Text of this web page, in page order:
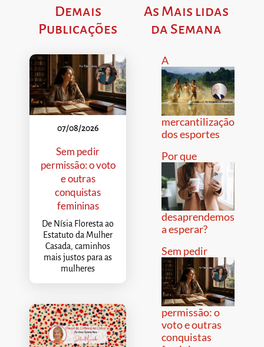
Demais
Publicações
07/08/2026
Sem pedir
permissão: o voto
e outras
conquistas
femininas
De Nísia Floresta ao
Estatuto da Mulher
Casada, caminhos
mais justos para as
mulheres
As Mais lidas
da Semana
A
mercantilização
dos esportes
Por que
desaprendemos
a esperar?
Sem pedir
permissão: o
voto e outras
conquistas